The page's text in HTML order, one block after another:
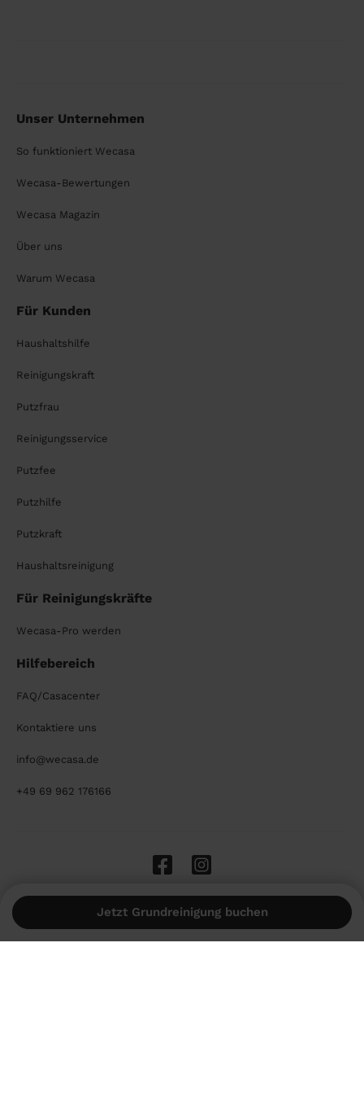
Jetzt Grundreinigung buchen
Unser Unternehmen
So funktioniert Wecasa
Wecasa-Bewertungen
Wecasa Magazin
Über uns
Warum Wecasa
Für Kunden
Haushaltshilfe
Reinigungskraft
Putzfrau
Reinigungsservice
Putzfee
Putzhilfe
Putzkraft
Haushaltsreinigung
Für Reinigungskräfte
Wecasa-Pro werden
Hilfebereich
FAQ/Casacenter
Kontaktiere uns
info@wecasa.de
+49 69 962 176166
Zahlungsmethoden